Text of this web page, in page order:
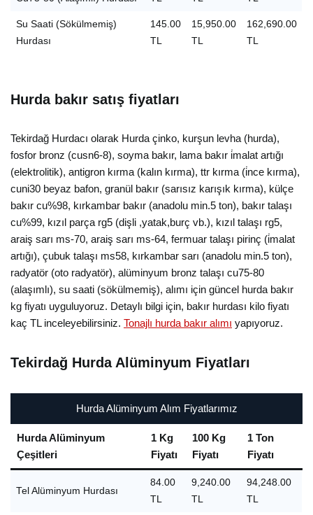
Su Saati (Sökülmemiş)
Hurdası
145.00
TL
15,950.00
TL
162,690.00
TL
Hurda bakır satış fiyatları
Tekirdağ Hurdacı olarak Hurda çinko, kurşun levha (hurda),
fosfor bronz (cusn6-8), soyma bakır, lama bakır i̇malat artığı
(elektrolitik), antigron kırma (kalın kırma), ttr kırma (i̇nce kırma),
cuni30 beyaz bafon, granül bakır (sarısız karışık kırma), külçe
bakır cu%98, kırkambar bakır (anadolu min.5 ton), bakır talaşı
cu%99, kızıl parça rg5 (dişli ,yatak,burç vb.), kızıl talaşı rg5,
araiş sarı ms-70, araiş sarı ms-64, fermuar talaşı pirinç (i̇malat
artığı), çubuk talaşı ms58, kırkambar sarı (anadolu min.5 ton),
radyatör (oto radyatör), alüminyum bronz talaşı cu75-80
(alaşımlı), su saati (sökülmemiş), alımı için güncel hurda bakır
kg fiyatı uyguluyoruz. Detaylı bilgi için, bakır hurdası kilo fiyatı
kaç TL inceleyebilirsiniz. Tonajlı hurda bakır alımı yapıyoruz.
Tekirdağ Hurda Alüminyum Fiyatları
Hurda Alüminyum Alım Fiyatlarımız
Hurda Alüminyum
Çeşitleri
1 Kg
Fiyatı
100 Kg
Fiyatı
1 Ton
Fiyatı
Tel Alüminyum Hurdası
84.00
TL
9,240.00
TL
94,248.00
TL